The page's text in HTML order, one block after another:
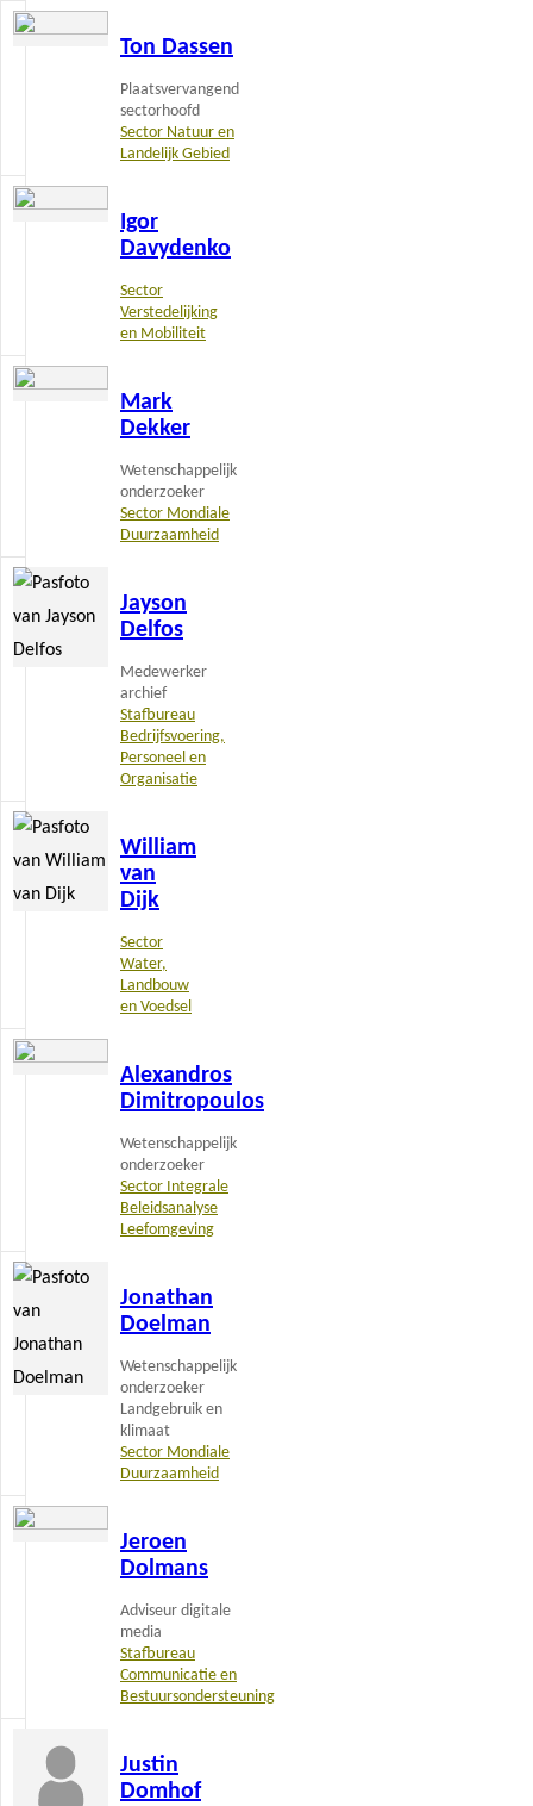
Ton Dassen
Plaatsvervangend
sectorhoofd
Sector Natuur en
Landelijk Gebied
Lees
Igor
Davydenko
Sector
Verstedelijking
en Mobiliteit
Lees
Mark
Dekker
Wetenschappelijk
onderzoeker
Sector Mondiale
Duurzaamheid
Lees
Jayson
Delfos
Medewerker
archief
Stafbureau
Bedrijfsvoering,
Personeel en
Organisatie
Lees
meer
William
van
Dijk
Sector
Water,
Landbouw
en Voedsel
Lees
meer
Alexandros
Dimitropoulos
Wetenschappelijk
onderzoeker
Sector Integrale
Beleidsanalyse
Leefomgeving
Lees
Jonathan
Doelman
Wetenschappelijk
onderzoeker
Landgebruik en
klimaat
Sector Mondiale
Duurzaamheid
Lees
meer
Jeroen
Dolmans
Adviseur digitale
media
Stafbureau
Communicatie en
Bestuursondersteuning
Lees
Justin
Domhof